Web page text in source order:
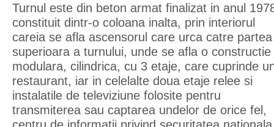
Turnul este din beton armat finalizat in anul
constituit dintr-o coloana inalta, prin interiorul
careia se afla ascensorul care urca catre partea
superioara a turnului, unde se afla o constructie
modulara, cilindrica, cu 3 etaje, care cuprinde
restaurant, iar in celelalte doua etaje relee si
instalatile de televiziune folosite pentru
transmiterea sau captarea undelor de orice fel,